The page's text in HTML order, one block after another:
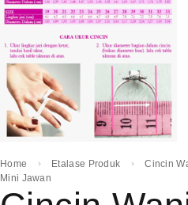
Home Etalase Produk
Cincin
Mini Jawan